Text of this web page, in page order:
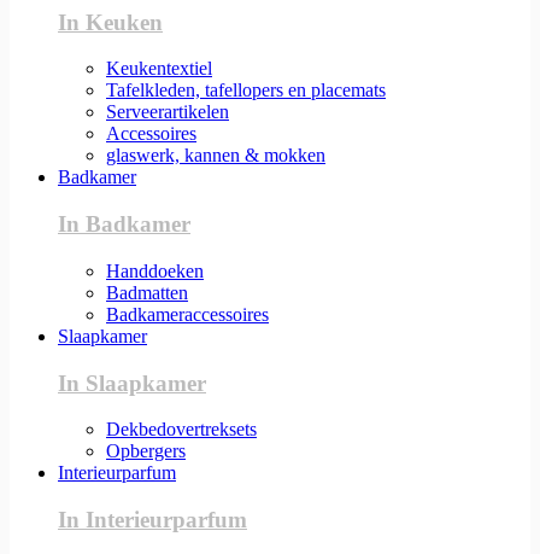
In Keuken
Keukentextiel
Tafelkleden, tafellopers en placemats
Serveerartikelen
Accessoires
glaswerk, kannen & mokken
Badkamer
In Badkamer
Handdoeken
Badmatten
Badkameraccessoires
Slaapkamer
In Slaapkamer
Dekbedovertreksets
Opbergers
Interieurparfum
In Interieurparfum